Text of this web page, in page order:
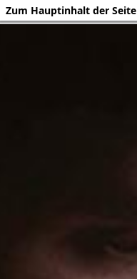
Zum Hauptinhalt der Seite